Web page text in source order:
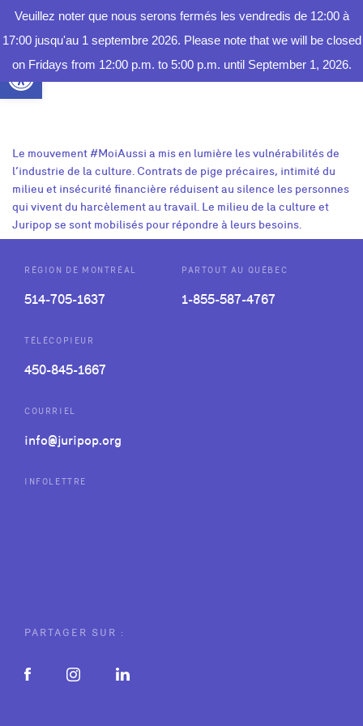
Veuillez noter que nous serons fermés les vendredis de 12:00 à
17:00 jusqu'au 1 septembre 2026. Please note that we will be closed
on Fridays from 12:00 p.m. to 5:00 p.m. until September 1, 2026.
Ouvrir la barre d’outils
FAIRE
UN DON
ARCHIVES :PROJECTS
MOIS DE LA JUSTICE
CARAVANE 360° POUR LES AÎNÉ.ES
Le mouvement #MoiAussi a mis en lumière les vulnérabilités de
l’industrie de la culture. Contrats de pige précaires, intimité du
milieu et insécurité financière réduisent au silence les personnes
qui vivent du harcèlement au travail. Le milieu de la culture et
Juripop se sont mobilisés pour répondre à leurs besoins.
L’APARTÉ
JURI RDV
SERVICES JURIDIQUES POUR LES
MEMBRES DE LA FECQ
PERSONNES VIVANT AVEC LA
SCLÉROSE EN PLAQUES
PERSONNES VIVANT AVEC LE
CANCER
CONCOURS DE PLAIDOIRIE CSQ-
JURIPOP
FONDATION DES ARTISTES
RÉGION DE MONTRÉAL
514-705-1637
PARTOUT AU QUÉBEC
1-855-587-4767
TÉLÉCOPIEUR
450-845-1667
COURRIEL
info@juripop.org
INFOLETTRE
PARTAGER SUR :